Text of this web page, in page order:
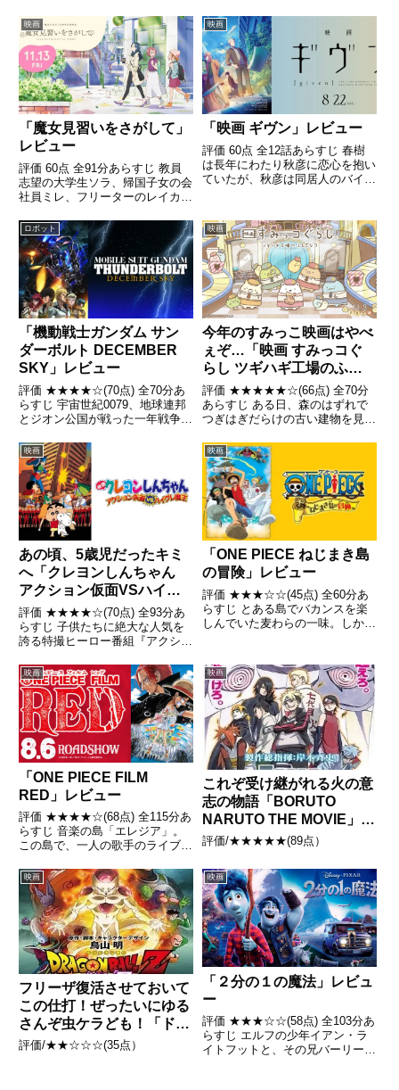
頼まれごとを断れない性格になっ
ていた。引用- Wikipedia
際空港。ホステスの一団が、飛行
機から降り立った男を出迎えてい
るところに、奇妙...
映画
「魔女見習いをさがして」
レビュー
評価 60点 全91分あらすじ 教員
志望の大学生ソラ、帰国子女の会
社員ミレ、フリーターのレイカ。
う3人だったが、不思議な巡り合
わせで一緒に旅に出ることに。引
用- Wikipedia
映画
「映画 ギヴン」レビュー
評価 60点 全12話あらすじ 春樹
は長年にわたり秋彦に恋心を抱い
ていたが、秋彦は同居人のバイオ
ロボット
「機動戦士ガンダム サン
ダーボルト DECEMBER
SKY」レビュー
評価 ★★★★☆(70点) 全70分あ
らすじ 宇宙世紀0079、地球連邦
とジオン公国が戦った一年戦争の
ー群、ムーアはジオン軍の攻撃に
より破壊され、多くの住人が命を
落とした引用- Wikipedia
映画
今年のすみっこ映画はやべ
ぇぞ…「映画 すみっコぐ
らし ツギハギ工場のふし
ぎなコ」レビュー
評価 ★★★★★☆(66点) 全70分
あらすじ ある日、森のはずれで
つぎはぎだらけの古い建物を見つ
ゃを作る工場だった。引用-
Wikipedia
映画
あの頃、5歳児だったキミ
へ「クレヨンしんちゃん
アクション仮面VSハイグ
レ魔王」レビュー
評価 ★★★★☆(70点) 全93分あ
らすじ 子供たちに絶大な人気を
誇る特撮ヒーロー番組『アクショ
で爆発が起こる。混乱の中、何者
かがアクション仮面の力の源であ
るアクションストーンを奪い、ど
こかへと去っていった。...
映画
「ONE PIECE ねじまき島
の冒険」レビュー
評価 ★★★☆☆(45点) 全60分あ
らすじ とある島でバカンスを楽
しんでいた麦わらの一味。しかし
用- Wikipedia
映画
「ONE PIECE FILM
RED」レビュー
評価 ★★★★☆(68点) 全115分あ
らすじ 音楽の島「エレジア」。
この島で、一人の歌手のライブが
手の名前はウタ引用- Wikipedia
映画
これぞ受け継がれる火の意
志の物語「BORUTO
NARUTO THE MOVIE」レ
ビュー
評価/★★★★★(89点）
映画
フリーザ復活させておいて
この仕打！ぜったいにゆる
さんぞ虫ケラども！「ドラ
ゴンボールZ 復活の
評価/★★☆☆☆(35点）
映画
「２分の１の魔法」レビュ
ー
評価 ★★★☆☆(58点) 全103分あ
らすじ エルフの少年イアン・ラ
イトフットと、その兄バーリー・